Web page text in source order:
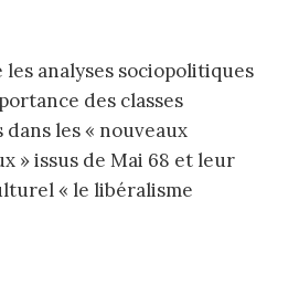
analyses sociopolitiques
des classes
les « nouveaux
» issus de Mai 68 et leur
« le libéralisme